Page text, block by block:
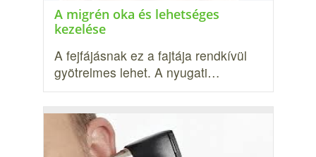
A migrén oka és lehetséges
kezelése
A fejfájásnak ez a fajtája rendkívül
gyötrelmes lehet. A nyugati…